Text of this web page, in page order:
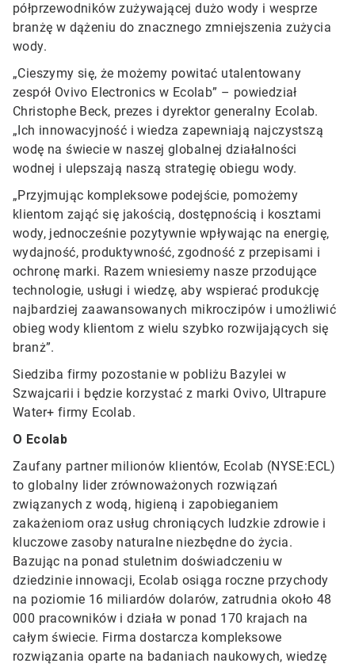
półprzewodników zużywającej dużo wody i wesprze
branżę w dążeniu do znacznego zmniejszenia zużycia
wody.
„Cieszymy się, że możemy powitać utalentowany
zespół Ovivo Electronics w Ecolab” – powiedział
Christophe Beck, prezes i dyrektor generalny Ecolab.
„Ich innowacyjność i wiedza zapewniają najczystszą
wodę na świecie w naszej globalnej działalności
wodnej i ulepszają naszą strategię obiegu wody.
„Przyjmując kompleksowe podejście, pomożemy
klientom zająć się jakością, dostępnością i kosztami
wody, jednocześnie pozytywnie wpływając na energię,
wydajność, produktywność, zgodność z przepisami i
ochronę marki. Razem wniesiemy nasze przodujące
technologie, usługi i wiedzę, aby wspierać produkcję
najbardziej zaawansowanych mikroczipów i umożliwić
obieg wody klientom z wielu szybko rozwijających się
branż”.
Siedziba firmy pozostanie w pobliżu Bazylei w
Szwajcarii i będzie korzystać z marki Ovivo, Ultrapure
Water+ firmy Ecolab.
O Ecolab
Zaufany partner milionów klientów, Ecolab (NYSE:ECL)
to globalny lider zrównoważonych rozwiązań
związanych z wodą, higieną i zapobieganiem
zakażeniom oraz usług chroniących ludzkie zdrowie i
kluczowe zasoby naturalne niezbędne do życia.
Bazując na ponad stuletnim doświadczeniu w
dziedzinie innowacji, Ecolab osiąga roczne przychody
na poziomie 16 miliardów dolarów, zatrudnia około 48
000 pracowników i działa w ponad 170 krajach na
całym świecie. Firma dostarcza kompleksowe
rozwiązania oparte na badaniach naukowych, wiedzę